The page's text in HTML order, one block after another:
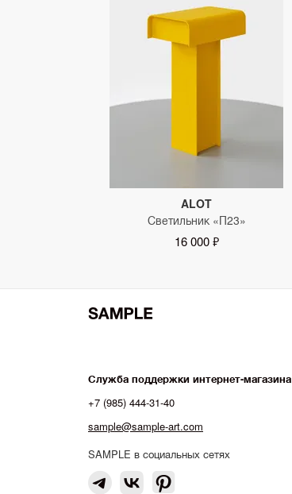
ALOT
Светильник «П23»
16 000 ₽
Служба поддержки интернет-магазина
+7 (985) 444-31-40
sample@sample-art.com
SAMPLE в социальных сетях